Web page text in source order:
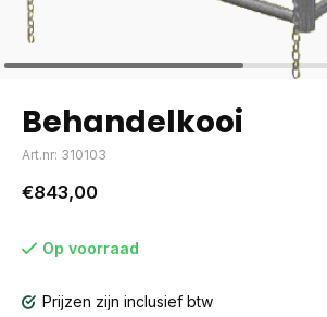
Behandelkooi
Art.nr: 310103
€843,00
Op voorraad
Prijzen zijn inclusief btw